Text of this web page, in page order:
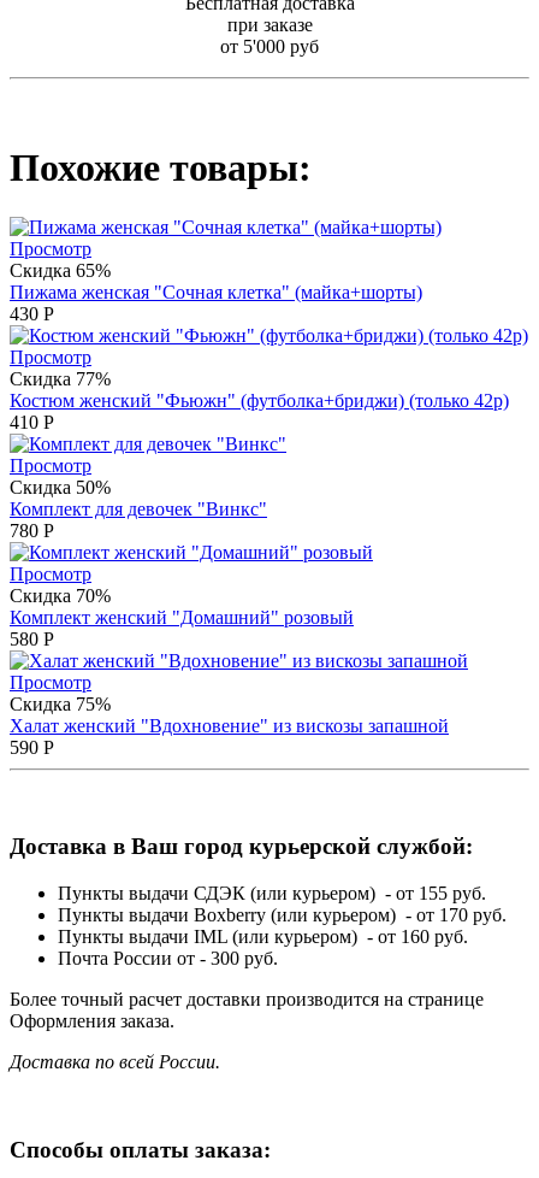
при заказе
от 5'000 руб
Похожие товары:
Просмотр
Скидка 65%
Пижама женская "Сочная клетка" (майка+шорты)
430 Р
Просмотр
Скидка 77%
Костюм женский "Фьюжн" (футболка+бриджи) (только 42р)
410 Р
Просмотр
Скидка 50%
Комплект для девочек "Винкс"
780 Р
Просмотр
Скидка 70%
Комплект женский "Домашний" розовый
580 Р
Просмотр
Скидка 75%
Халат женский "Вдохновение" из вискозы запашной
590 Р
Доставка в Ваш город курьерской службой:
Пункты выдачи СДЭК (или курьером) - от 155 руб.
Пункты выдачи Boxberry (или курьером) - от 170 руб.
Пункты выдачи IML (или курьером) - от 160 руб.
Почта России от - 300 руб.
Более точный расчет доставки производится на странице
Оформления заказа.
Доставка по всей России.
Способы оплаты заказа: